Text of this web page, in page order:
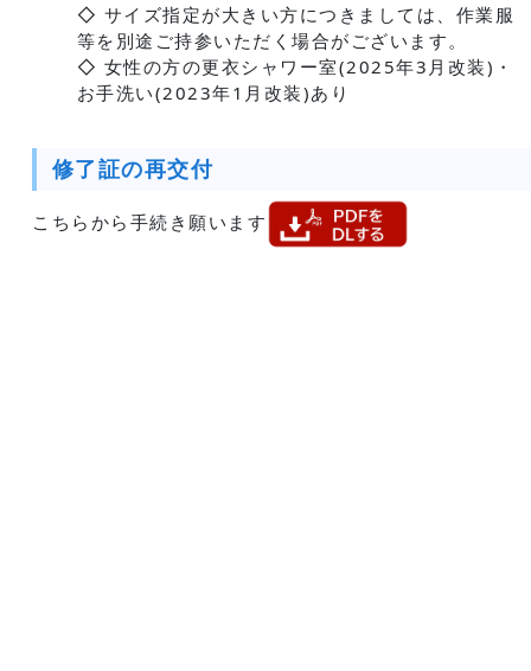
◇ サイズ指定が大きい方につきましては、作業服
等を別途ご持参いただく場合がございます。
◇ 女性の方の更衣シャワー室(2025年3月改装)・
お手洗い(2023年1月改装)あり
修了証の再交付
こちらから手続き願います